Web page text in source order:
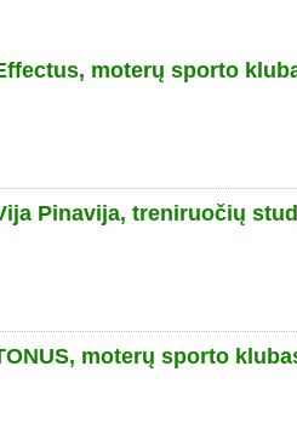
moterų sporto
Pinavija, treniruočių
moterų sporto